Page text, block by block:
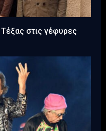
στις γέφυρες